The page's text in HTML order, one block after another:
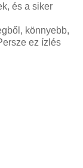
és a siker
könnyebb,
ez ízlés